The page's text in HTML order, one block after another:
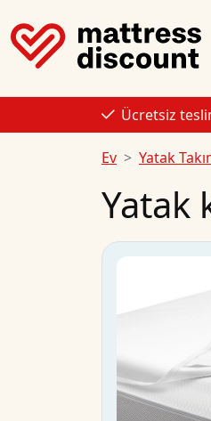
Ücretsiz
Ev Yatak
Yatak